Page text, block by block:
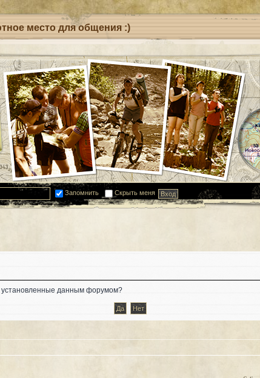
место для общения :)
Запомнить Скрыть меня
установленные данным форумом?